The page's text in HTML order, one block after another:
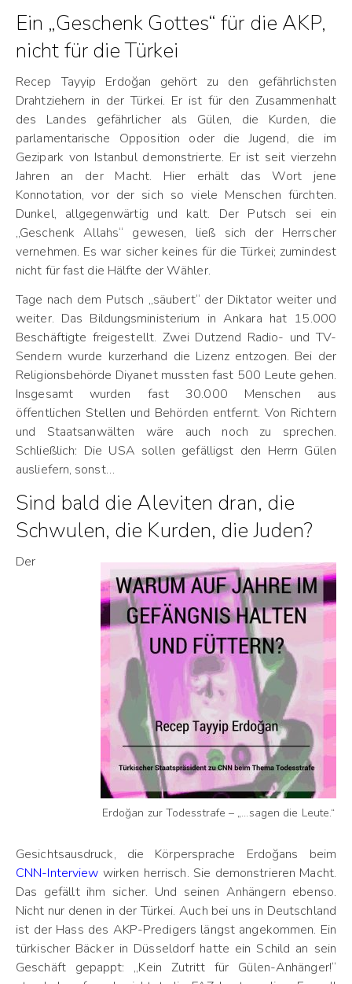
Ein „Geschenk Gottes“ für die AKP,
nicht für die Türkei
Recep Tayyip Erdoğan gehört zu den gefährlichsten
Drahtziehern in der Türkei. Er ist für den Zusammenhalt
des Landes gefährlicher als Gülen, die Kurden, die
parlamentarische Opposition oder die Jugend, die im
Gezipark von Istanbul demonstrierte. Er ist seit vierzehn
Jahren an der Macht. Hier erhält das Wort jene
Konnotation, vor der sich so viele Menschen fürchten.
Dunkel, allgegenwärtig und kalt. Der Putsch sei ein
„Geschenk Allahs“ gewesen, ließ sich der Herrscher
vernehmen. Es war sicher keines für die Türkei; zumindest
nicht für fast die Hälfte der Wähler.
Tage nach dem Putsch „säubert“ der Diktator weiter und
weiter. Das Bildungsministerium in Ankara hat 15.000
Beschäftigte freigestellt. Zwei Dutzend Radio- und TV-
Sendern wurde kurzerhand die Lizenz entzogen. Bei der
Religionsbehörde Diyanet mussten fast 500 Leute gehen.
Insgesamt wurden fast 30.000 Menschen aus
öffentlichen Stellen und Behörden entfernt. Von Richtern
und Staatsanwälten wäre auch noch zu sprechen.
Schließlich: Die USA sollen gefälligst den Herrn Gülen
ausliefern, sonst…
Sind bald die Aleviten dran, die
Schwulen, die Kurden, die Juden?
Erdoğan zur Todesstrafe – „…sagen die Leute.“
Der
Gesichtsausdruck, die Körpersprache Erdoğans beim
CNN-Interview wirken herrisch. Sie demonstrieren Macht.
Das gefällt ihm sicher. Und seinen Anhängern ebenso.
Nicht nur denen in der Türkei. Auch bei uns in Deutschland
ist der Hass des AKP-Predigers längst angekommen. Ein
türkischer Bäcker in Düsseldorf hatte ein Schild an sein
Geschäft gepappt: „Kein Zutritt für Gülen-Anhänger!“